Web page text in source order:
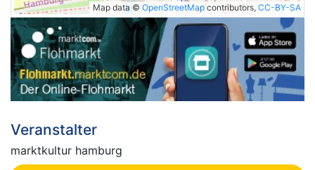
Map data © OpenStreetMap contributors, CC-BY-SA
Veranstalter
marktkultur hamburg